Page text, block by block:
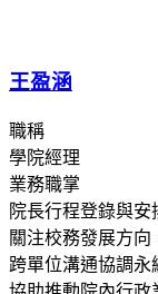
王盈涵
職稱
學院經理
業務職掌
院長行程登錄與安
關注校務發展方
跨單位溝通協調